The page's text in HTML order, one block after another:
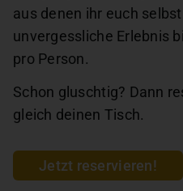
aus denen ihr euch
unvergessliche Erlebnis
pro Person.
Schon gluschtig? Dann
gleich deinen Tisch.
Jetzt reservieren!